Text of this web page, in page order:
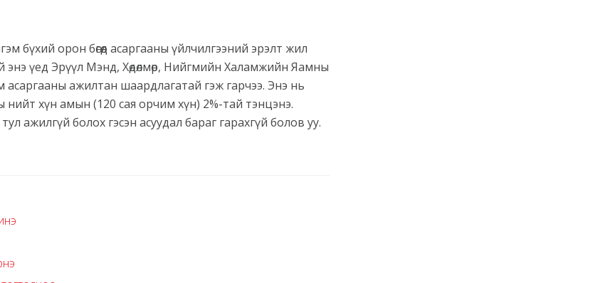
бүхий орон бөгөөд асаргааны үйлчилгээний эрэлт жил
энэ үед Эрүүл Мэнд, Хөдөлмөр, Нийгмийн Халамжийн Яамны
асаргааны ажилтан шаардлагатай гэж гарчээ. Энэ нь
хүн амын (120 сая орчим хүн) 2%-тай тэнцэнэ.
ажилгүй болох гэсэн асуудал бараг гарахгүй болов уу.